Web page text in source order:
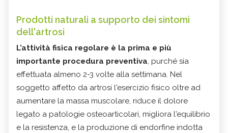
Prodotti naturali a supporto dei sintomi
dell'artrosi
L’attività fisica regolare è la prima e più
importante procedura preventiva, purché sia
effettuata almeno 2-3 volte alla settimana. Nel
soggetto affetto da artrosi l'esercizio fisico oltre ad
aumentare la massa muscolare, riduce il dolore
legato a patologie osteoarticolari, migliora l'equilibrio
e la resistenza, e la produzione di endorfine indotta